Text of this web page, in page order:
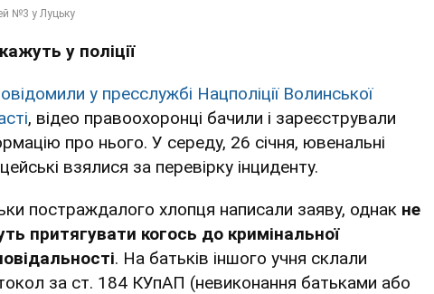
у поліції
у пресслужбі Нацполіції Волинської
, відео правоохоронці бачили і зареєстрували
про нього. У середу, 26 січня, ювенальні
взялися за перевірку інциденту.
постраждалого хлопця написали заяву, однак не
притягувати когось до кримінальної
. На батьків іншого учня склали
за ст. 184 КУпАП (невиконання батьками або